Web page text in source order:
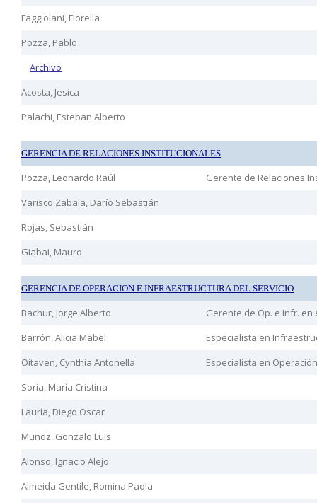
Faggiolani, Fiorella
Pozza, Pablo
Archivo
Acosta, Jesica
Palachi, Esteban Alberto
GERENCIA DE RELACIONES INSTITUCIONALES
Pozza, Leonardo Raúl
Gerente de Relaciones
Varisco Zabala, Darío Sebastián
Rojas, Sebastián
Giabai, Mauro
GERENCIA DE OPERACION E INFRAESTRUCTURA DEL SERVICIO
Bachur, Jorge Alberto
Gerente de Op. e Infr. en
Barrón, Alicia Mabel
Especialista en
Oitaven, Cynthia Antonella
Especialista en
Soria, María Cristina
Lauría, Diego Oscar
Muñoz, Gonzalo Luis
Alonso, Ignacio Alejo
Almeida Gentile, Romina Paola